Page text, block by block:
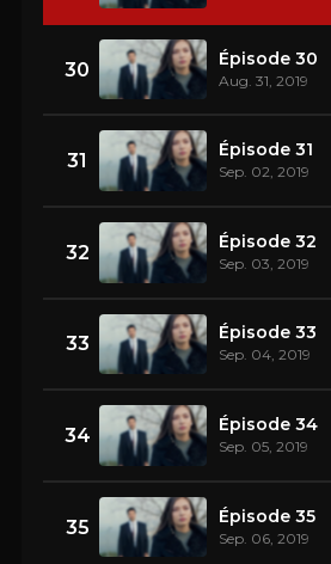
30 Épisode 30
Aug. 31, 2019
31 Épisode 31
Sep. 02, 2019
32 Épisode 32
Sep. 03, 2019
33 Épisode 33
Sep. 04, 2019
34 Épisode 34
Sep. 05, 2019
35 Épisode 35
Sep. 06, 2019